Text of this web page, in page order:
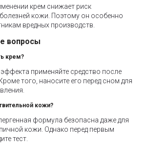
крем снижает риск
кожи. Поэтому он особенно
вредных производств.
вопросы
крем?
применяйте средство после
того, наносите его перед сном для
кожи?
формула безопасна даже для
кожи. Однако перед первым
тест.